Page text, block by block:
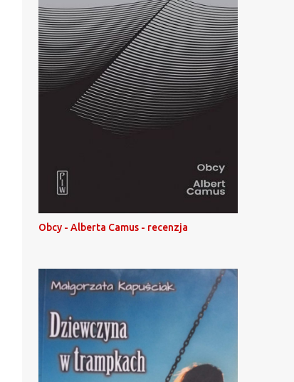
Obcy - Alberta Camus - recenzja